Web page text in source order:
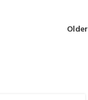
Older